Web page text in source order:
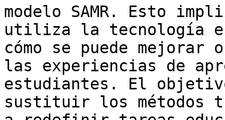
modelo SAMR. Esto
utiliza la tecnología
cómo se puede
las experiencias de
estudiantes. El
sustituir los métodos